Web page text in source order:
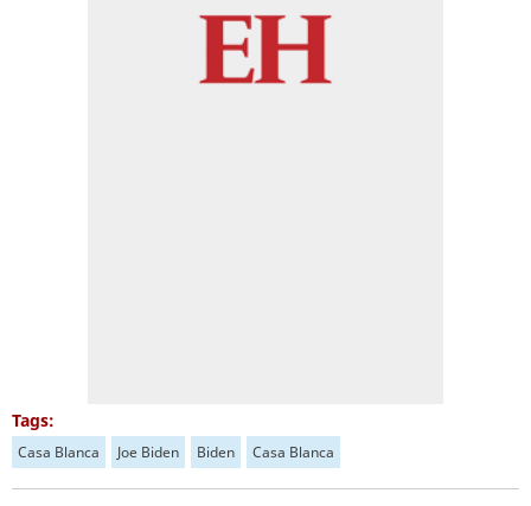
Tags:
Casa Blanca Joe Biden Biden Casa Blanca